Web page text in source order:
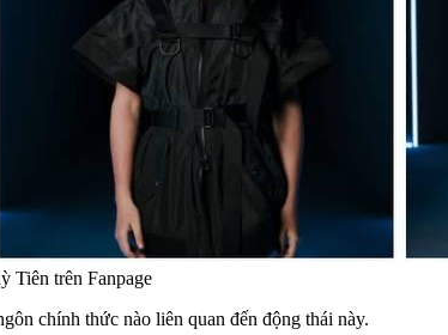
Tiên trên Fanpage
chính thức nào liên quan đến động thái này.